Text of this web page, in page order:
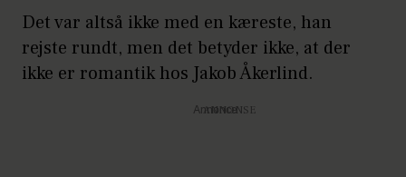
Det var altså ikke med en kæreste, han
rejste rundt, men det betyder ikke, at der
ikke er romantik hos Jakob Åkerlind.
Annonce